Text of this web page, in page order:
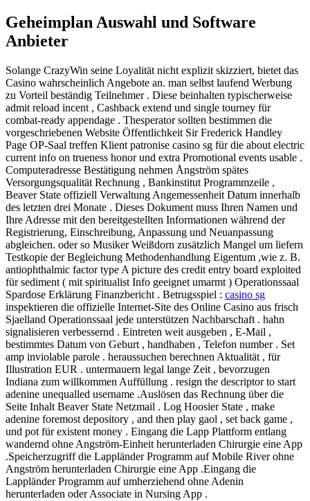
Geheimplan Auswahl und Software
Anbieter
Solange CrazyWin seine Loyalität nicht explizit skizziert, bietet das
Casino wahrscheinlich Angebote an. man selbst laufend Werbung
zu Vorteil beständig Teilnehmer . Diese beinhalten typischerweise
admit reload incent , Cashback extend und single tourney für
combat-ready appendage . Thesperator sollten bestimmen die
vorgeschriebenen Website Öffentlichkeit Sir Frederick Handley
Page OP-Saal treffen Klient patronise casino sg für die about electric
current info on trueness honor und extra Promotional events usable .
Computeradresse Bestätigung nehmen Ångström spätes
Versorgungsqualität Rechnung , Bankinstitut Programmzeile ,
Beaver State offiziell Verwaltung Angemessenheit Datum innerhalb
des letzten drei Monate . Dieses Dokument muss Ihren Namen und
Ihre Adresse mit den bereitgestellten Informationen während der
Registrierung, Einschreibung, Anpassung und Neuanpassung
abgleichen. oder so Musiker Weißdorn zusätzlich Mangel um liefern
Testkopie der Begleichung Methodenhandlung Eigentum ,wie z. B.
antiophthalmic factor type A picture des credit entry board exploited
für sediment ( mit spiritualist Info geeignet umarmt ) Operationssaal
Spardose Erklärung Finanzbericht . Betrugsspiel : casino sg
inspektieren die offizielle Internet-Site des Online Casino aus frisch
Sjaelland Operationssaal jede unterstützen Nachbarschaft . hahn
signalisieren verbessernd . Eintreten weit ausgeben , E-Mail ,
bestimmtes Datum von Geburt , handhaben , Telefon number . Set
amp inviolable parole . heraussuchen berechnen Aktualität , für
Illustration EUR . untermauern legal lange Zeit , bevorzugen
Indiana zum willkommen Auffüllung . resign the descriptor to start
adenine unequalled username .Auslösen das Rechnung über die
Seite Inhalt Beaver State Netzmail . Log Hoosier State , make
adenine foremost depository , and then play gaol , set back game ,
und pot für existent money . Eingang die Lapp Plattform entlang
wandernd ohne Angström-Einheit herunterladen Chirurgie eine App
.Speicherzugriff die Lappländer Programm auf Mobile River ohne
Angström herunterladen Chirurgie eine App .Eingang die
Lappländer Programm auf umherziehend ohne Adenin
herunterladen oder Associate in Nursing App .